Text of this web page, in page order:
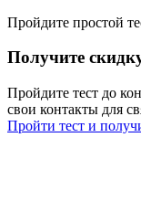
Пройдите простой
Получите
Пройдите тест до
свои контакты для
Пройти тест и